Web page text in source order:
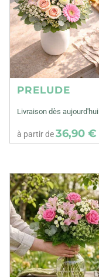
PRELUDE
Livraison dès aujourd'hui
à partir de36,90 €